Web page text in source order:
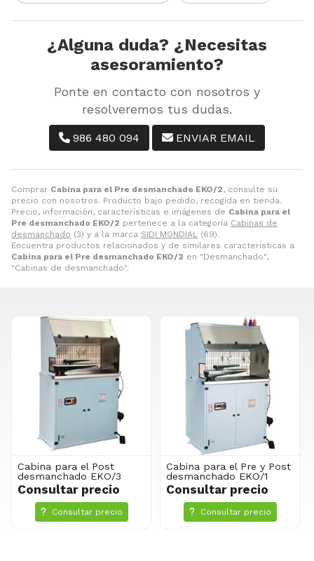
Comprar Cabina para el Pre desmanchado EKO/2, consulte su
precio con nosotros. Producto bajo pedido, recogida en tienda.
Precio, información, características e imágenes de Cabina para el
Pre desmanchado EKO/2 pertenece a la categoría Cabinas de
desmanchado (3) y a la marca SIDI MONDIAL
(69).
Encuentra productos relacionados y de similares características a
Cabina para el Pre desmanchado EKO/2 en "Desmanchado",
"Cabinas de desmanchado".
¿Alguna duda? ¿Necesitas
asesoramiento?
Ponte en contacto con nosotros y
resolveremos tus dudas.
986 480 094 ENVIAR EMAIL
Cabina para el Post
desmanchado EKO/3
Consultar precio
Consultar precio
Cabina para el Pre y Post
desmanchado EKO/1
Consultar precio
Consultar precio